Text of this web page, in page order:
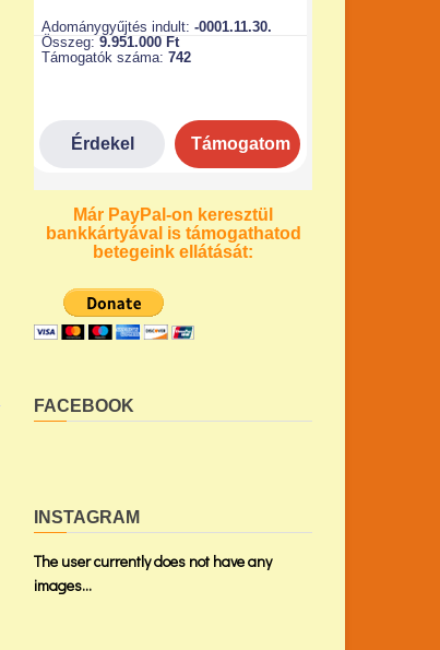
Már PayPal-on keresztül
bankkártyával is támogathatod
betegeink ellátását:
FACEBOOK
INSTAGRAM
The user currently does not have any
images...